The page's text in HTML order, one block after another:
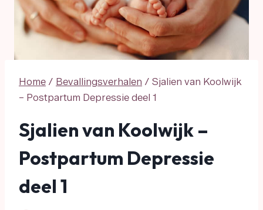
Home / Bevallingsverhalen / Sjalien van Koolwijk
– Postpartum Depressie deel 1
Sjalien van Koolwijk –
Postpartum Depressie
deel 1